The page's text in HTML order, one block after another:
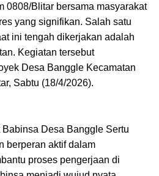
0808/Blitar bersama masyarakat
yang signifikan. Salah satu
ini tengah dikerjakan adalah
Kegiatan tersebut
Desa Banggle Kecamatan
Sabtu (18/4/2026).
Desa Banggle Sertu
berperan aktif dalam
proses pengerjaan di